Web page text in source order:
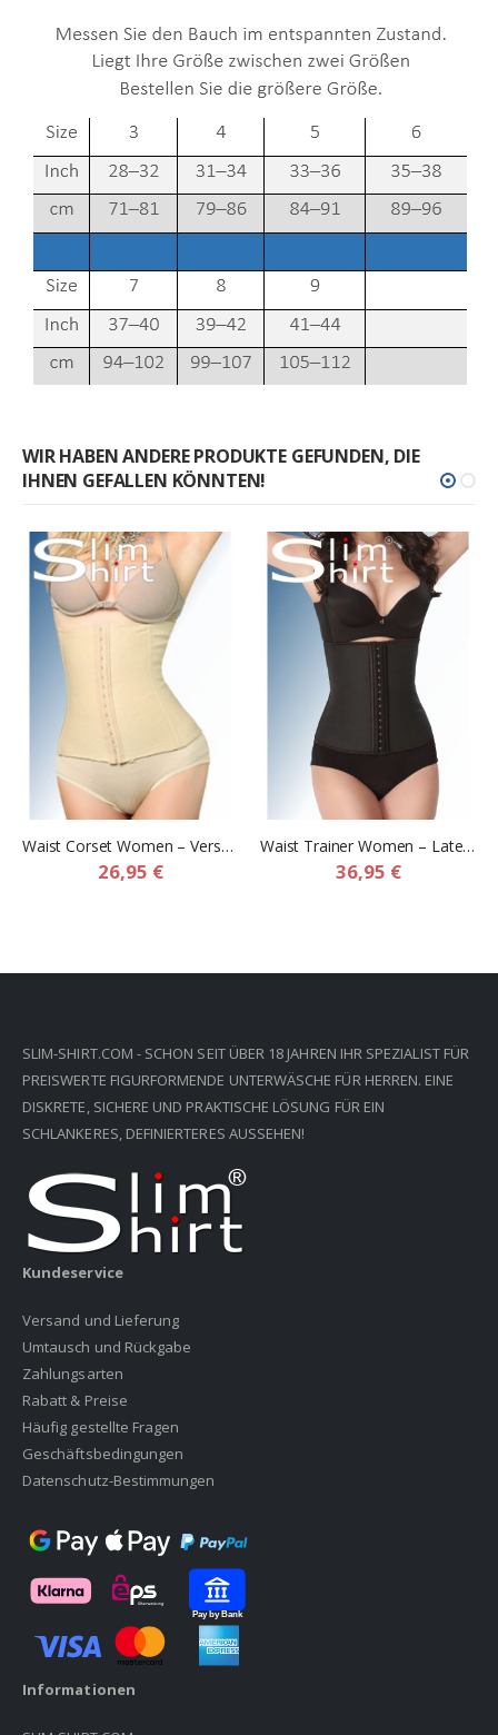
WIR HABEN ANDERE PRODUKTE GEFUNDEN, DIE
IHNEN GEFALLEN KÖNNTEN!
Waist Corset Women – Verstellbares Bauch Korsett für Damen
26,95 €
Waist Trainer Women – Latex Kompressionsgürtel für Frauen
36,95 €
SLIM-SHIRT.COM - SCHON SEIT ÜBER 18 JAHREN IHR SPEZIALIST FÜR
PREISWERTE FIGURFORMENDE UNTERWÄSCHE FÜR HERREN. EINE
DISKRETE, SICHERE UND PRAKTISCHE LÖSUNG FÜR EIN
SCHLANKERES, DEFINIERTERES AUSSEHEN!
Kundeservice
Versand und Lieferung
Umtausch und Rückgabe
Zahlungsarten
Rabatt & Preise
Häufig gestellte Fragen
Geschäftsbedingungen
Datenschutz-Bestimmungen
Informationen